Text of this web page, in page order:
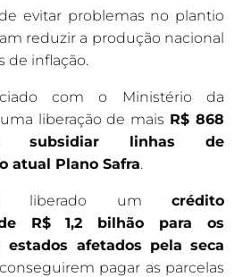
evitar problemas no plantio
reduzir a produção nacional
de inflação.
com o Ministério da
liberação de mais R$ 868
subsidiar linhas de
atual Plano Safra.
liberado um crédito
R$ 1,2 bilhão para os
estados afetados pela seca
conseguirem pagar as parcelas